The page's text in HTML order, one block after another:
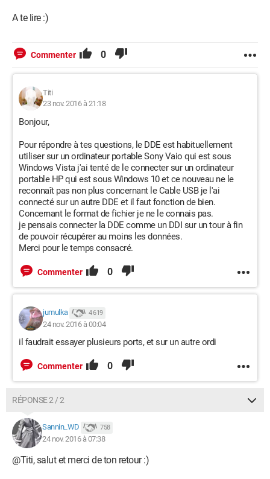
A te lire :)
Commenter 0
Titi
23 nov. 2016 à 21:18
Bonjour,
Pour répondre à tes questions, le DDE est habituellement
utiliser sur un ordinateur portable Sony Vaio qui est sous
Windows Vista j'ai tenté de le connecter sur un ordinateur
portable HP qui est sous Windows 10 et ce nouveau ne le
reconnaît pas non plus concernant le Cable USB je l'ai
connecté sur un autre DDE et il faut fonction de bien.
Concernant le format de fichier je ne le connais pas.
je pensais connecter la DDE comme un DDI sur un tour à fin
de pouvoir récupérer au moins les données.
Merci pour le temps consacré.
Commenter 0
jumulka 4 619
24 nov. 2016 à 00:04
il faudrait essayer plusieurs ports, et sur un autre ordi
Commenter 0
RÉPONSE 2 / 2
Sannin_WD 758
24 nov. 2016 à 07:38
@Titi, salut et merci de ton retour :)